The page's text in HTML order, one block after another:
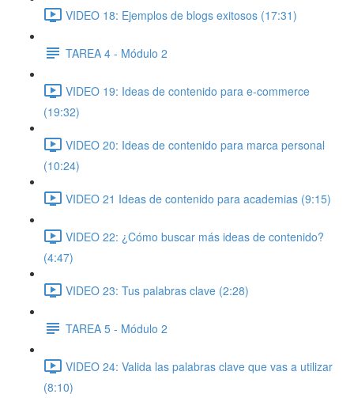
VIDEO 18: Ejemplos de blogs exitosos (17:31)
TAREA 4 - Módulo 2
VIDEO 19: Ideas de contenido para e-commerce
(19:32)
VIDEO 20: Ideas de contenido para marca personal
(10:24)
VIDEO 21 Ideas de contenido para academias (9:15)
VIDEO 22: ¿Cómo buscar más ideas de contenido?
(4:47)
VIDEO 23: Tus palabras clave (2:28)
TAREA 5 - Módulo 2
VIDEO 24: Valida las palabras clave que vas a utilizar
(8:10)